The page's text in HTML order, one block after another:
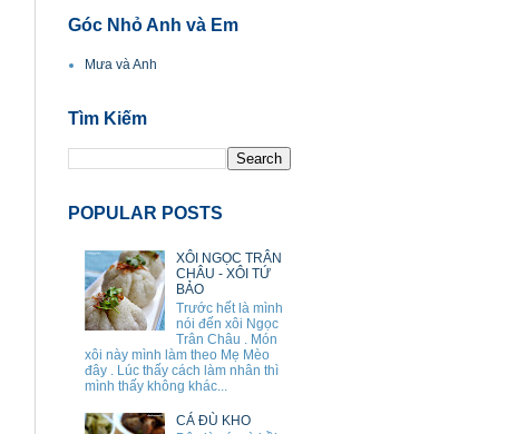
Góc Nhỏ Anh và Em
Mưa và Anh
Tìm Kiếm
POPULAR POSTS
XÔI NGỌC TRÂN
CHÂU - XÔI TỨ
BẢO
Trước hết là mình
nói đến xôi Ngọc
Trân Châu . Món
xôi này mình làm theo Mẹ Mèo
đây . Lúc thấy cách làm nhân thì
mình thấy không khác...
CÁ ĐÙ KHO